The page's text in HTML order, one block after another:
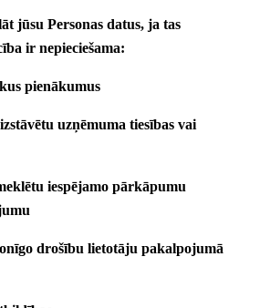
jūsu Personas datus, ja tas
ir nepieciešama:
pienākumus
uzņēmuma tiesības vai
iespējamo pārkāpumu
drošību lietotāju pakalpojumā